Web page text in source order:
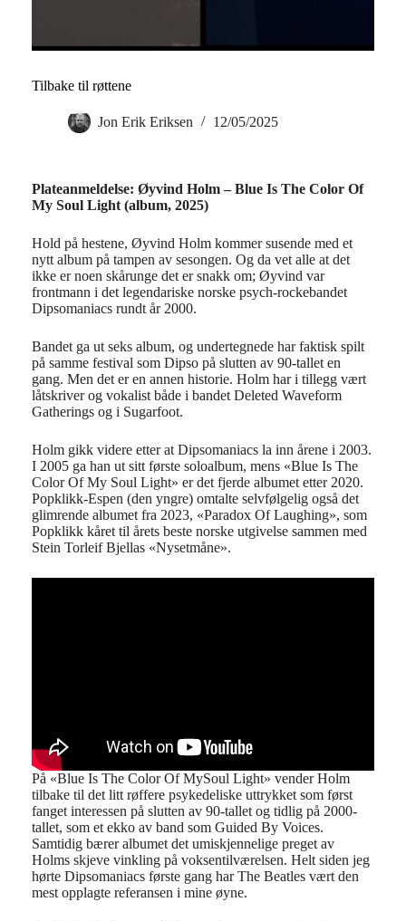
Tilbake til røttene
Jon Erik Eriksen 12/05/2025
Plateanmeldelse: Øyvind Holm – Blue Is The Color Of
My Soul Light (album, 2025)
Hold på hestene, Øyvind Holm kommer susende med et
nytt album på tampen av sesongen. Og da vet alle at det
ikke er noen skårunge det er snakk om; Øyvind var
frontmann i det legendariske norske psych-rockebandet
Dipsomaniacs rundt år 2000.
Bandet ga ut seks album, og undertegnede har faktisk spilt
på samme festival som Dipso på slutten av 90-tallet en
gang. Men det er en annen historie. Holm har i tillegg vært
låtskriver og vokalist både i bandet Deleted Waveform
Gatherings og i Sugarfoot.
Holm gikk videre etter at Dipsomaniacs la inn årene i 2003.
I 2005 ga han ut sitt første soloalbum, mens «Blue Is The
Color Of My Soul Light» er det fjerde albumet etter 2020.
Popklikk-Espen (den yngre) omtalte selvfølgelig også det
glimrende albumet fra 2023, «Paradox Of Laughing», som
Popklikk kåret til årets beste norske utgivelse sammen med
Stein Torleif Bjellas «Nysetmåne».
På «Blue Is The Color Of MySoul Light» vender Holm
tilbake til det litt røffere psykedeliske uttrykket som først
fanget interessen på slutten av 90-tallet og tidlig på 2000-
tallet, som et ekko av band som Guided By Voices.
Samtidig bærer albumet det umiskjennelige preget av
Holms skjeve vinkling på voksentilværelsen. Helt siden jeg
hørte Dipsomaniacs første gang har The Beatles vært den
mest opplagte referansen i mine øyne.